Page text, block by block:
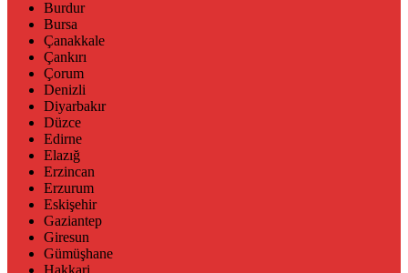
Burdur
Bursa
Çanakkale
Çankırı
Çorum
Denizli
Diyarbakır
Düzce
Edirne
Elazığ
Erzincan
Erzurum
Eskişehir
Gaziantep
Giresun
Gümüşhane
Hakkari